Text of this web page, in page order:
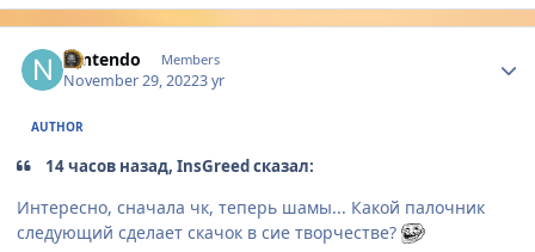
Nintendo Members
November 29, 20223 yr
AUTHOR
14 часов назад, InsGreed сказал:
Интересно, сначала чк, теперь шамы... Какой палочник
следующий сделает скачок в сие творчестве?